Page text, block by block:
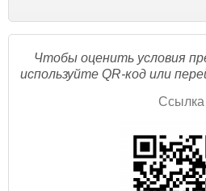
Чтобы оценить условия
используйте QR-код или
Ссылка